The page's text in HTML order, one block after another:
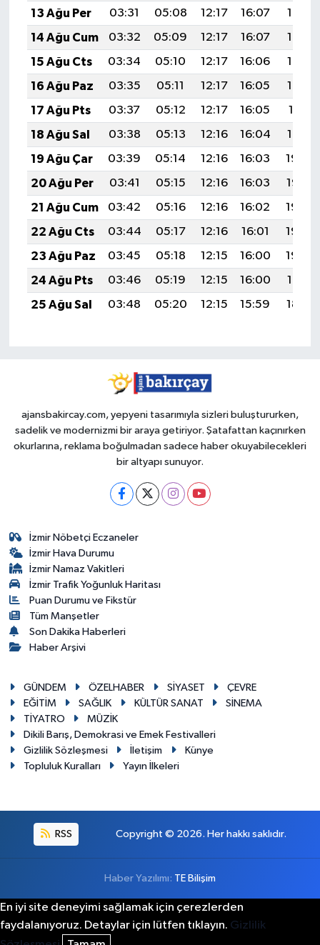
13 Ağu Per
03:31 05:08 12:17 16:07
19:17
14 Ağu Cum
03:32 05:09 12:17 16:07
19:15
15 Ağu Cts
03:34 05:10 12:17 16:06
19:14
16 Ağu Paz
03:35 05:11 12:17 16:05
19:12
17 Ağu Pts
03:37 05:12 12:17 16:05
19:11
18 Ağu Sal
03:38 05:13 12:16 16:04
19:10
19 Ağu Çar
03:39 05:14 12:16 16:03
19:08
20 Ağu Per
03:41 05:15 12:16 16:03
19:07
21 Ağu Cum
03:42 05:16 12:16 16:02
19:05
22 Ağu Cts
03:44 05:17 12:16 16:01
19:04
23 Ağu Paz
03:45 05:18 12:15 16:00
19:02
24 Ağu Pts
03:46 05:19 12:15 16:00
19:01
25 Ağu Sal
03:48 05:20 12:15 15:59 18:59
ajansbakircay.com, yepyeni tasarımıyla sizleri buluştururken,
sadelik ve modernizmi bir araya getiriyor. Şatafattan kaçınırken
okurlarına, reklama boğulmadan sadece haber okuyabilecekleri
bir altyapı sunuyor.
İzmir Nöbetçi Eczaneler
İzmir Hava Durumu
İzmir Namaz Vakitleri
İzmir Trafik Yoğunluk Haritası
Puan Durumu ve Fikstür
Tüm Manşetler
Son Dakika Haberleri
Haber Arşivi
GÜNDEM ÖZELHABER SİYASET
ÇEVRE
EĞİTİM
SAĞLIK KÜLTÜR SANAT
SİNEMA
TİYATRO
MÜZİK
Dikili Barış, Demokrasi ve Emek Festivalleri
Gizlilik Sözleşmesi
İletişim
Künye
Topluluk Kuralları
Yayın İlkeleri
RSS Copyright © 2026. Her hakkı saklıdır.
Haber Yazılımı: TE Bilişim
En iyi site deneyimi sağlamak için çerezlerden
faydalanıyoruz. Detaylar için lütfen tıklayın. Gizlilik